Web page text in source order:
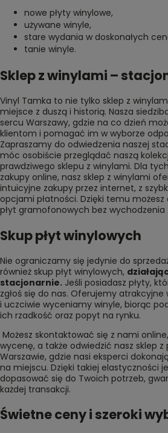
nowe płyty winylowe,
używane winyle,
stare wydania w doskonałych
tanie winyle.
Sklep z winylami –
Vinyl Tamka to nie tylko sklep z
miejsce z duszą i historią. Nasza
sercu Warszawy, gdzie na co dzień
klientom i pomagać im w wyborze
Zapraszamy do odwiedzenia naszej
móc osobiście przeglądać naszą
prawdziwego sklepu z winylami. Dla
zakupy online, nasz sklep z winylami
intuicyjne zakupy przez internet, z
opcjami płatności. Dzięki temu
płyt gramofonowych bez wychodzenia
Skup płyt winylowych
Nie ograniczamy się jedynie do
również skup płyt winylowych,
stacjonarnie. Jeśli posiadasz płyty,
zgłoś się do nas. Oferujemy atrakcyjne
i uczciwie wyceniamy winyle, biorąc
ich rzadkość oraz popyt na rynku.
Możesz skontaktować się z nami
wycenę, a także odwiedzić nasz sklep
Warszawie, gdzie nasi eksperci
na miejscu. Dzięki takiej elastyczności
dopasować się do Twoich potrzeb,
każdej transakcji.
Świetne ceny i szeroki